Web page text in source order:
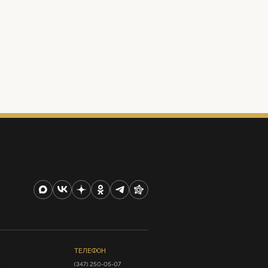
ТЕЛЕФОН
(347) 250-05-07